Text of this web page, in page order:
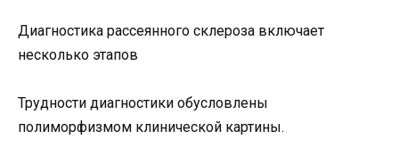
Диагностика рассеянного склероза включает
несколько этапов
Трудности диагностики обусловлены
полиморфизмом клинической картины.